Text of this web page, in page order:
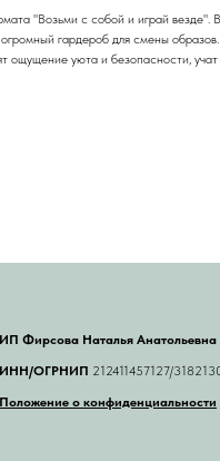
"Возьми с собой и играй везде".
гардероб для смены
ощущение уюта и безопасности,
ИП Фирсова Наталья Анатольевна
ИНН/ОГРНИП 212411457127/
Положение о конфиденциальности